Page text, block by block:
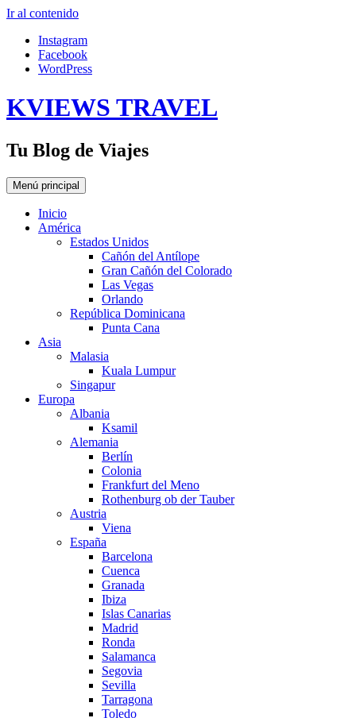
Ir al contenido
Instagram
Facebook
WordPress
KVIEWS TRAVEL
Tu Blog de Viajes
Menú principal
Inicio
América
Estados Unidos
Cañón del Antílope
Gran Cañón del Colorado
Las Vegas
Orlando
República Dominicana
Punta Cana
Asia
Malasia
Kuala Lumpur
Singapur
Europa
Albania
Ksamil
Alemania
Berlín
Colonia
Frankfurt del Meno
Rothenburg ob der Tauber
Austria
Viena
España
Barcelona
Cuenca
Granada
Ibiza
Islas Canarias
Madrid
Ronda
Salamanca
Segovia
Sevilla
Tarragona
Toledo